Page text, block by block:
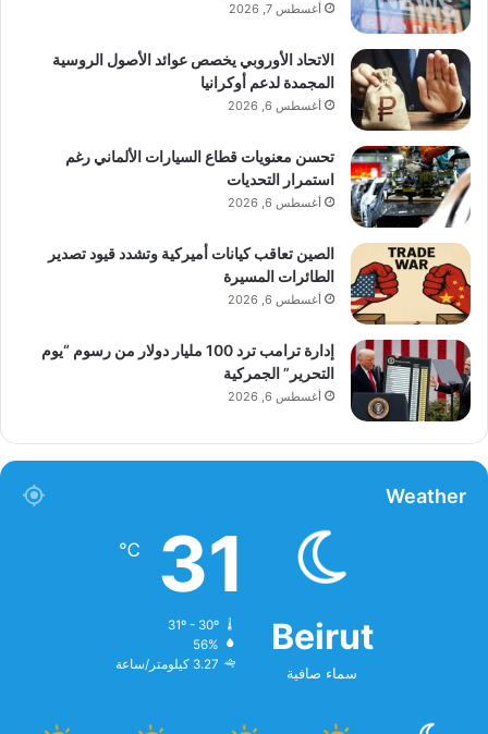
أغسطس 7, 2026
الاتحاد الأوروبي يخصص عوائد الأصول الروسية
المجمدة لدعم أوكرانيا
أغسطس 6, 2026
تحسن معنويات قطاع السيارات الألماني رغم
استمرار التحديات
أغسطس 6, 2026
الصين تعاقب كيانات أميركية وتشدد قيود تصدير
الطائرات المسيرة
أغسطس 6, 2026
إدارة ترامب ترد 100 مليار دولار من رسوم “يوم
التحرير” الجمركية
أغسطس 6, 2026
Weather
Beirut
سماء صافية
31
℃
31º - 30º
56%
3.27 كيلومتر/ساعة